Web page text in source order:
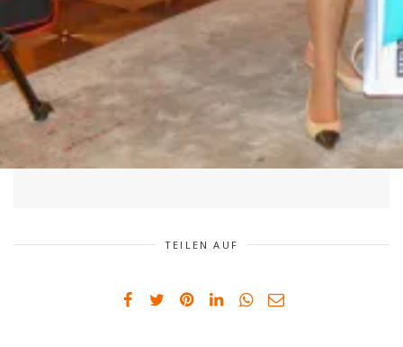
TEILEN AUF